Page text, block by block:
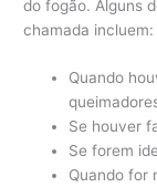
do fogão. Alguns
chamada incluem:
Quando
Se houver
Se forem
Quando for